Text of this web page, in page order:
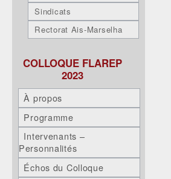
Sindicats
Rectorat Ais-Marselha
COLLOQUE FLAREP
2023
À propos
Programme
Intervenants –
Personnalités
Échos du Colloque